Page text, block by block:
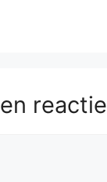
reactie